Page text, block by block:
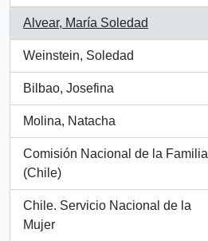
Alvear, María Soledad
, 19 results
Weinstein, Soledad
, 6 results
Bilbao, Josefina
, 5 results
Molina, Natacha
, 4 results
Comisión Nacional de la Familia
(Chile)
, 3 results
Chile. Servicio Nacional de la
Mujer
, 3 results